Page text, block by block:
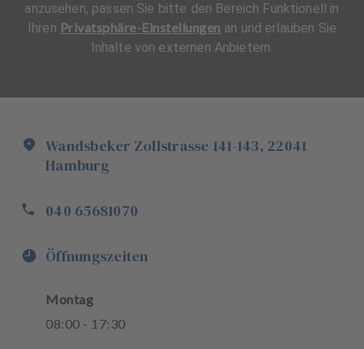
Wandsbeker Zollstrasse 141-143, 22041
Hamburg
040 65681070
Öffnungszeiten
Montag
08:00 - 17:30
anzusehen, passen Sie bitte den Bereich Funktionell in
Ihren Privatsphäre-Einstellungen an und erlauben Sie
Inhalte von externen Anbietern.